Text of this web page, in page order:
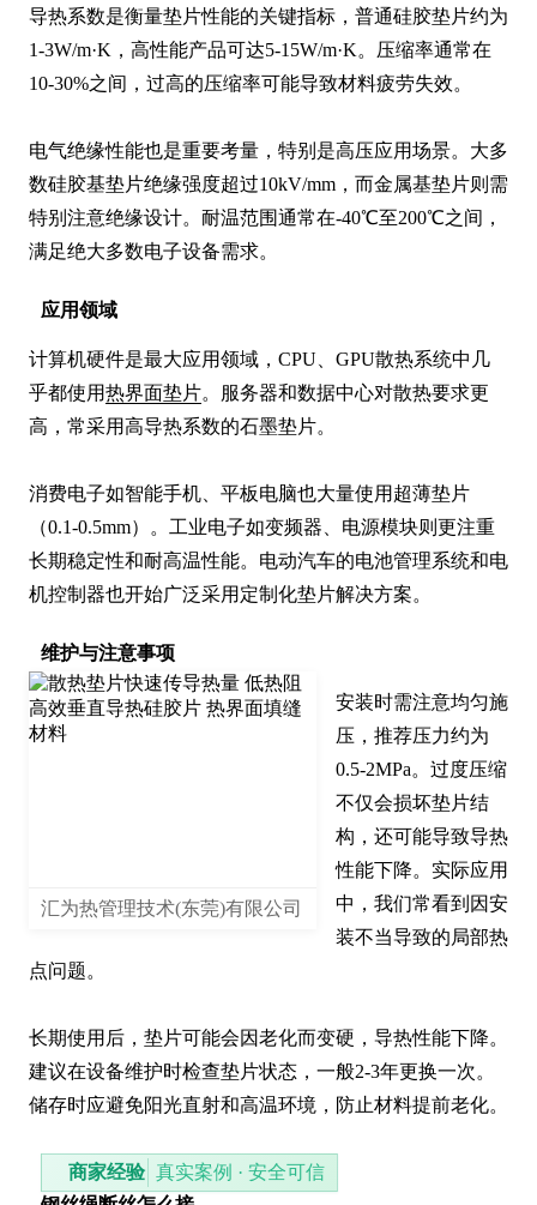
导热系数是衡量垫片性能的关键指标，普通硅胶垫片约为
1-3W/m·K，高性能产品可达5-15W/m·K。压缩率通常在
10-30%之间，过高的压缩率可能导致材料疲劳失效。
电气绝缘性能也是重要考量，特别是高压应用场景。大多
数硅胶基垫片绝缘强度超过10kV/mm，而金属基垫片则需
特别注意绝缘设计。耐温范围通常在-40℃至200℃之间，
满足绝大多数电子设备需求。
应用领域
计算机硬件是最大应用领域，CPU、GPU散热系统中几
乎都使用热界面垫片。服务器和数据中心对散热要求更
高，常采用高导热系数的石墨垫片。
消费电子如智能手机、平板电脑也大量使用超薄垫片
（0.1-0.5mm）。工业电子如变频器、电源模块则更注重
长期稳定性和耐高温性能。电动汽车的电池管理系统和电
机控制器也开始广泛采用定制化垫片解决方案。
维护与注意事项
汇为热管理技术(东莞)有限公司
安装时需注意均匀施
压，推荐压力约为
0.5-2MPa。过度压缩
不仅会损坏垫片结
构，还可能导致导热
性能下降。实际应用
中，我们常看到因安
装不当导致的局部热
点问题。
长期使用后，垫片可能会因老化而变硬，导热性能下降。
建议在设备维护时检查垫片状态，一般2-3年更换一次。
储存时应避免阳光直射和高温环境，防止材料提前老化。
商家经验 真实案例 · 安全可信